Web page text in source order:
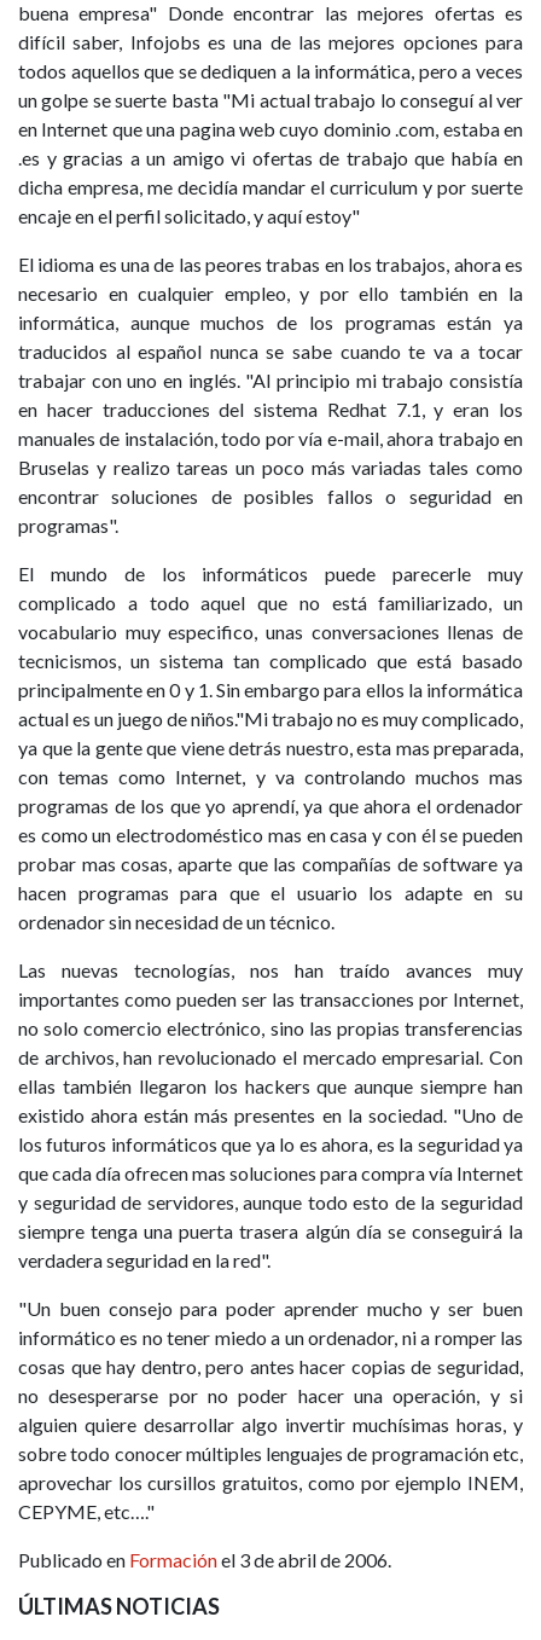
buena empresa" Donde encontrar las mejores ofertas es
difícil saber, Infojobs es una de las mejores opciones para
todos aquellos que se dediquen a la informática, pero a veces
un golpe se suerte basta "Mi actual trabajo lo conseguí al ver
en Internet que una pagina web cuyo dominio .com, estaba en
.es y gracias a un amigo vi ofertas de trabajo que había en
dicha empresa, me decidía mandar el curriculum y por suerte
encaje en el perfil solicitado, y aquí estoy"
El idioma es una de las peores trabas en los trabajos, ahora es
necesario en cualquier empleo, y por ello también en la
informática, aunque muchos de los programas están ya
traducidos al español nunca se sabe cuando te va a tocar
trabajar con uno en inglés. "Al principio mi trabajo consistía
en hacer traducciones del sistema Redhat 7.1, y eran los
manuales de instalación, todo por vía e-mail, ahora trabajo en
Bruselas y realizo tareas un poco más variadas tales como
encontrar soluciones de posibles fallos o seguridad en
programas".
El mundo de los informáticos puede parecerle muy
complicado a todo aquel que no está familiarizado, un
vocabulario muy especifico, unas conversaciones llenas de
tecnicismos, un sistema tan complicado que está basado
principalmente en 0 y 1. Sin embargo para ellos la informática
actual es un juego de niños."Mi trabajo no es muy complicado,
ya que la gente que viene detrás nuestro, esta mas preparada,
con temas como Internet, y va controlando muchos mas
programas de los que yo aprendí, ya que ahora el ordenador
es como un electrodoméstico mas en casa y con él se pueden
probar mas cosas, aparte que las compañías de software ya
hacen programas para que el usuario los adapte en su
ordenador sin necesidad de un técnico.
Las nuevas tecnologías, nos han traído avances muy
importantes como pueden ser las transacciones por Internet,
no solo comercio electrónico, sino las propias transferencias
de archivos, han revolucionado el mercado empresarial. Con
ellas también llegaron los hackers que aunque siempre han
existido ahora están más presentes en la sociedad. "Uno de
los futuros informáticos que ya lo es ahora, es la seguridad ya
que cada día ofrecen mas soluciones para compra vía Internet
y seguridad de servidores, aunque todo esto de la seguridad
siempre tenga una puerta trasera algún día se conseguirá la
verdadera seguridad en la red".
"Un buen consejo para poder aprender mucho y ser buen
informático es no tener miedo a un ordenador, ni a romper las
cosas que hay dentro, pero antes hacer copias de seguridad,
no desesperarse por no poder hacer una operación, y si
alguien quiere desarrollar algo invertir muchísimas horas, y
sobre todo conocer múltiples lenguajes de programación etc,
aprovechar los cursillos gratuitos, como por ejemplo INEM,
CEPYME, etc…."
Publicado en Formaciónel 3 de abril de 2006.
ÚLTIMAS NOTICIAS